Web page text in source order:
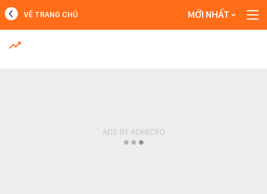
MỚI NHẤT
VỀ TRANG CHỦ MỚI NHẤT